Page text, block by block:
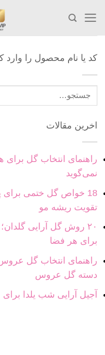
content
کد یا نام محصول را وارد
برای:
اخرین مقالات
راهنمای انتخاب گل
نمی‌گوید
18 خواص گل ختمی برای
تقویت ریشه مو
۲۰ روش گل آرایی
برای هر فضا
دسته گل عروس
آجیل آرایی شب یلدا